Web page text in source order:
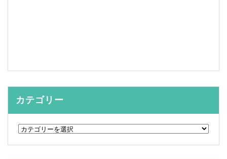
カテゴリー
カ